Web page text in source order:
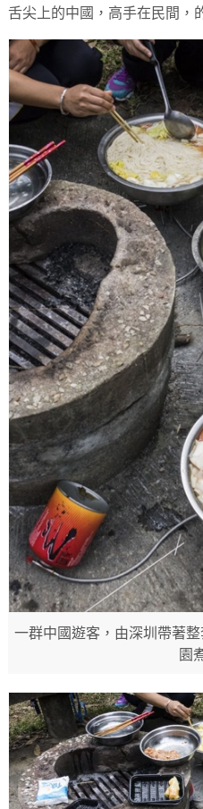
舌尖上的中國，高手在民間，
一群中國遊客，由深圳帶著
園